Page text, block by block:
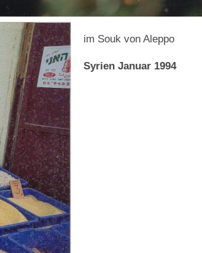
im Souk von Aleppo
Syrien Januar 1994